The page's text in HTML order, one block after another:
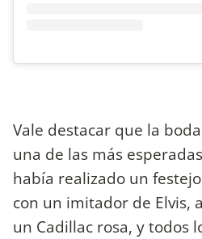
Vale destacar que la
una de las más
había realizado un
con un imitador de Elvis,
un Cadillac rosa, y todos